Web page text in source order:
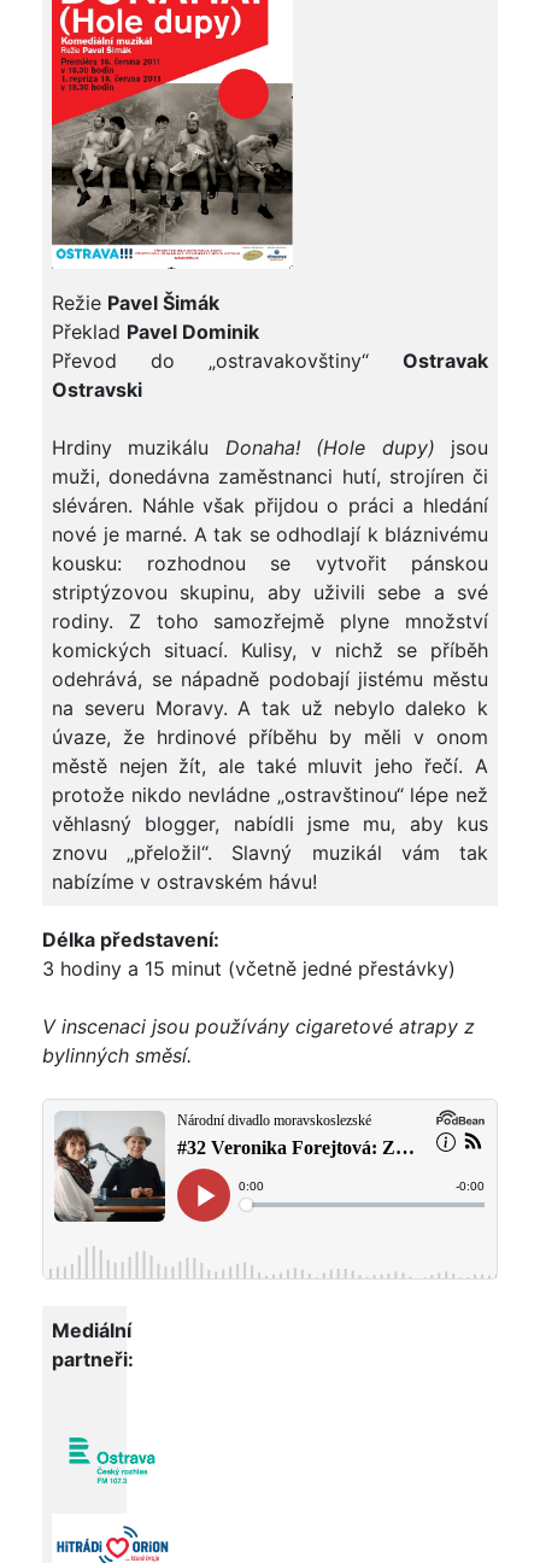
Režie Pavel Šimák
Překlad Pavel Dominik
Převod do „ostravakovštiny“ Ostravak
Ostravski
Hrdiny muzikálu Donaha! (Hole dupy) jsou
muži, donedávna zaměstnanci hutí, strojíren či
sléváren. Náhle však přijdou o práci a hledání
nové je marné. A tak se odhodlají k bláznivému
kousku: rozhodnou se vytvořit pánskou
striptýzovou skupinu, aby uživili sebe a své
rodiny. Z toho samozřejmě plyne množství
komických situací. Kulisy, v nichž se příběh
odehrává, se nápadně podobají jistému městu
na severu Moravy. A tak už nebylo daleko k
úvaze, že hrdinové příběhu by měli v onom
městě nejen žít, ale také mluvit jeho řečí. A
protože nikdo nevládne „ostravštinou“ lépe než
věhlasný blogger, nabídli jsme mu, aby kus
znovu „přeložil“. Slavný muzikál vám tak
nabízíme v ostravském hávu!
Délka představení:
3 hodiny a 15 minut (včetně jedné přestávky)
V inscenaci jsou používány cigaretové atrapy z
bylinných směsí.
Mediální
partneři: